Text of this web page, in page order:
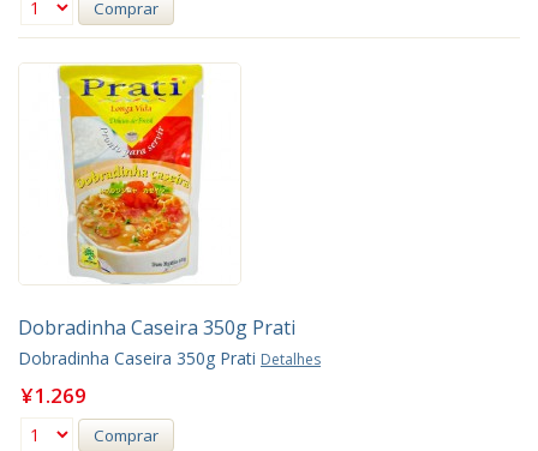
Comprar
Dobradinha Caseira 350g Prati
Dobradinha Caseira 350g Prati Detalhes
¥1.269
Comprar